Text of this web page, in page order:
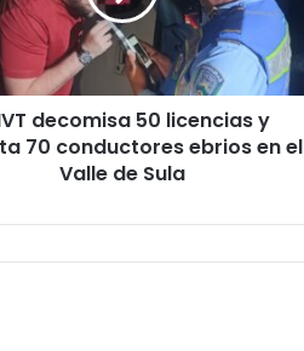
decomisa 50 licencias y
70 conductores ebrios en el
Valle de Sula